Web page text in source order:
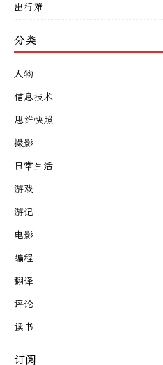
出行难
分类
人物
信息技术
思维快照
摄影
日常生活
游戏
游记
电影
编程
翻译
评论
读书
订阅